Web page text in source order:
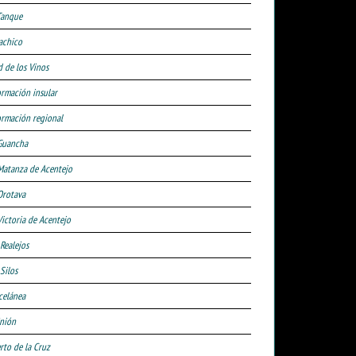
de los Vinos
insular
regional
de Acentejo
de Acentejo
de la Cruz